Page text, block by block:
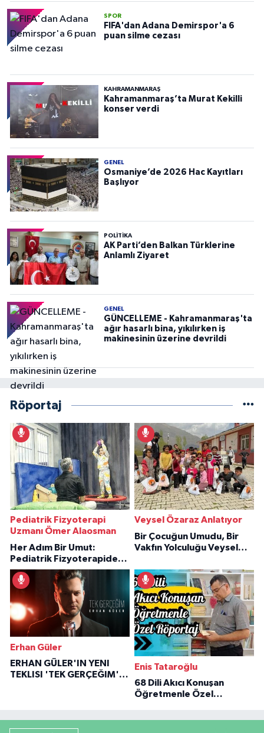
SPOR
FIFA'dan Adana Demirspor'a 6
puan silme cezası
KAHRAMANMARAŞ
Kahramanmaraş’ta Murat Kekilli
konser verdi
GENEL
Osmaniye’de 2026 Hac Kayıtları
Başlıyor
POLITIKA
AK Parti’den Balkan Türklerine
Anlamlı Ziyaret
GENEL
GÜNCELLEME - Kahramanmaraş'ta
ağır hasarlı bina, yıkılırken iş
makinesinin üzerine devrildi
Röportaj
Pediatrik Fizyoterapi
Uzmanı Ömer Alaosman
Her Adım Bir Umut:
Pediatrik Fizyoterapiden
İlham Veren Hikâyeler
Veysel Özaraz Anlatıyor
Bir Çocuğun Umudu, Bir
Vakfın Yolculuğu Veysel
Erhan Güler
ERHAN GÜLER'IN YENI
TEKLISI 'TEK GERÇEĞIM'LE
Enis Tataroğlu
68 Dili Akıcı Konuşan
Öğretmenle Özel